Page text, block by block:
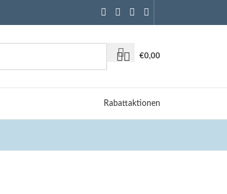
€0,00
Rabattaktionen